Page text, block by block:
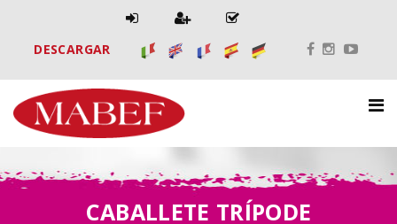
DESCARGAR
CABALLETE TRÍPODE